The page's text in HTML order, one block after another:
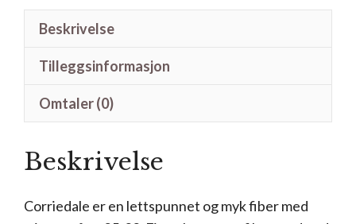
Beskrivelse
Tilleggsinformasjon
Omtaler (0)
Beskrivelse
Corriedale er en lettspunnet og myk fiber med